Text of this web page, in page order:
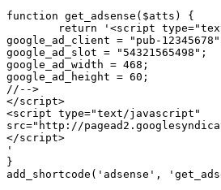
function get_adsense($atts) {
google_ad_client = "pub-
google_ad_slot = "54321565498";
google_ad_width = 468;
google_ad_height = 60;
//-->
</script>
<script type="text/javascript"
src="http://
</script>
'
}
add_shortcode('adsense',